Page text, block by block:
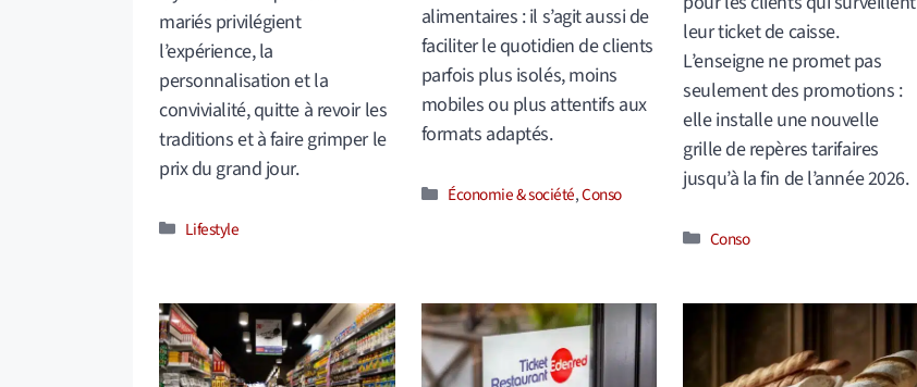
mariés privilégient
l’expérience, la
personnalisation et la
convivialité, quitte à revoir les
traditions et à faire grimper le
prix du grand jour.
Catégories
Lifestyle
alimentaires : il s’agit aussi de
faciliter le quotidien de clients
parfois plus isolés, moins
mobiles ou plus attentifs aux
formats adaptés.
Catégories
Économie & société,Conso
leur ticket de caisse.
L’enseigne ne promet pas
seulement des promotions :
elle installe une nouvelle
grille de repères tarifaires
jusqu’à la fin de l’année 2026.
Catégories
Conso